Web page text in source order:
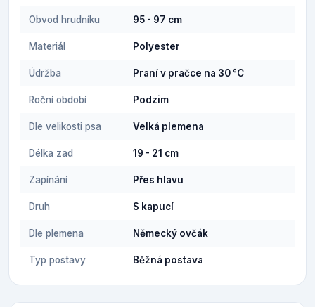
Obvod hrudníku 95 - 97 cm
Materiál Polyester
Údržba Praní v pračce na 30 °C
Roční období Podzim
Dle velikosti psa Velká plemena
Délka zad 19 - 21 cm
Zapínání Přes hlavu
Druh S kapucí
Dle plemena Německý ovčák
Typ postavy Běžná postava